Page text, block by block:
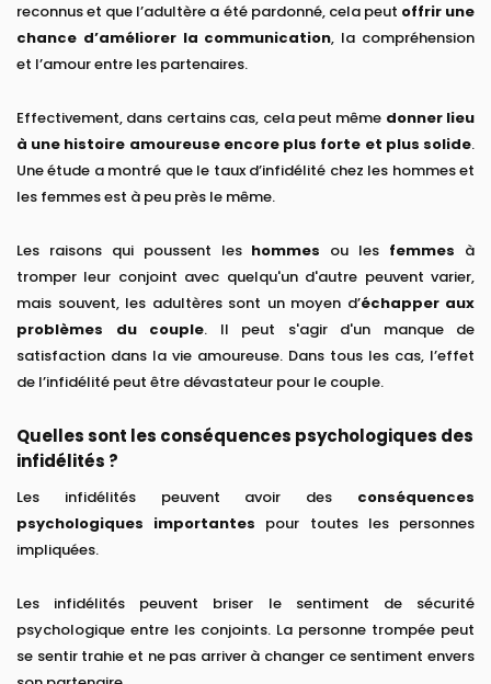
reconnus et que l’adultère a été pardonné, cela peut offrir une
chance d’améliorer la communication, la compréhension
et l’amour entre les partenaires.
Effectivement, dans certains cas, cela peut même donner lieu
à une histoire amoureuse encore plus forte et plus solide.
Une étude a montré que le taux d’infidélité chez les hommes et
les femmes est à peu près le même.
Les raisons qui poussent les hommes ou les femmes à
tromper leur conjoint avec quelqu'un d'autre peuvent varier,
mais souvent, les adultères sont un moyen d’échapper aux
problèmes du couple. Il peut s'agir d'un manque de
satisfaction dans la vie amoureuse. Dans tous les cas, l’effet
de l’infidélité peut être dévastateur pour le couple.
Quelles sont les conséquences psychologiques des
infidélités ?
Les infidélités peuvent avoir des conséquences
psychologiques importantes pour toutes les personnes
impliquées.
Les infidélités peuvent briser le sentiment de sécurité
psychologique entre les conjoints. La personne trompée peut
se sentir trahie et ne pas arriver à changer ce sentiment envers